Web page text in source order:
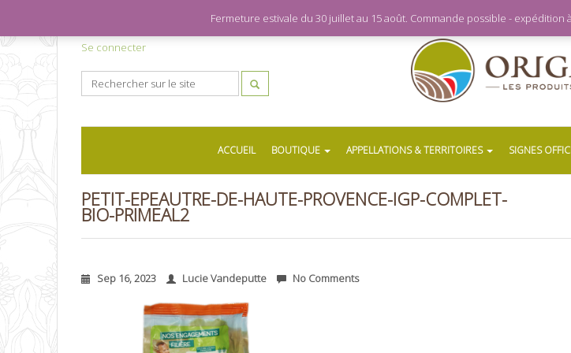
Se connecter
ACCUEIL BOUTIQUE APPELLATIONS & TERRITOIRES SIGNES
PETIT-EPEAUTRE-DE-HAUTE-PROVENCE-IGP-COMPLET-
BIO-PRIMEAL2
Sep 16, 2023 Lucie Vandeputte No Comments
Fermeture estivale du 30 juillet au 15 août. Commande possible - expédition